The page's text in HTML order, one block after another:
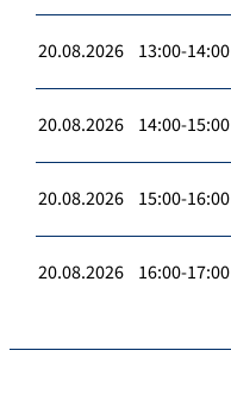
20.08.2026 13:00-14:00
20.08.2026 14:00-15:00
20.08.2026 15:00-16:00
20.08.2026 16:00-17:00